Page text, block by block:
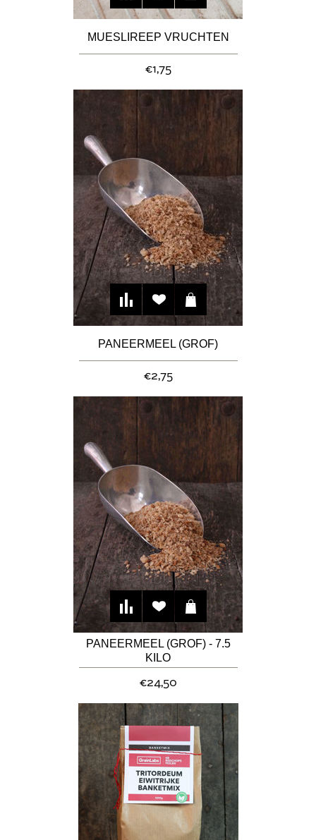
MUESLIREEP VRUCHTEN
€1,75
PANEERMEEL (GROF)
€2,75
PANEERMEEL (GROF) - 7.5
KILO
€24,50